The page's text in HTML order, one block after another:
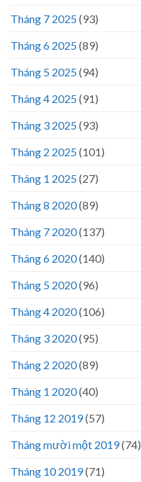
Tháng 7 2025(93)
Tháng 6 2025(89)
Tháng 5 2025(94)
Tháng 4 2025(91)
Tháng 3 2025(93)
Tháng 2 2025(101)
Tháng 1 2025(27)
Tháng 8 2020(89)
Tháng 7 2020(137)
Tháng 6 2020(140)
Tháng 5 2020(96)
Tháng 4 2020(106)
Tháng 3 2020(95)
Tháng 2 2020(89)
Tháng 1 2020(40)
Tháng 12 2019(57)
Tháng mười một 2019(74)
Tháng 10 2019(71)